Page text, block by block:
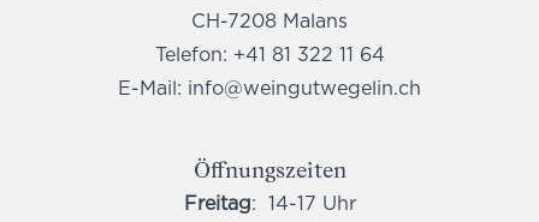
CH-7208 Malans
Telefon: +41 81 322 11 64
E-Mail: info@weingutwegelin.ch
Öffnungszeiten
Freitag: 14-17 Uhr